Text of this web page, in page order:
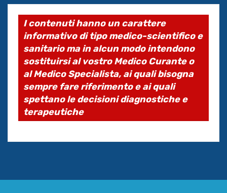
I contenuti hanno un carattere
informativo di tipo medico-scientifico e
sanitario ma in alcun modo intendono
sostituirsi al vostro Medico Curante o
al Medico Specialista, ai quali bisogna
sempre fare riferimento e ai quali
spettano le decisioni diagnostiche e
terapeutiche